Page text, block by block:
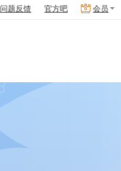
问题反馈 官方吧 会员